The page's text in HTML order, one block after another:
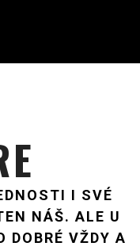
I SVÉ
NÁŠ. ALE U
DOBRÉ VŽDY A